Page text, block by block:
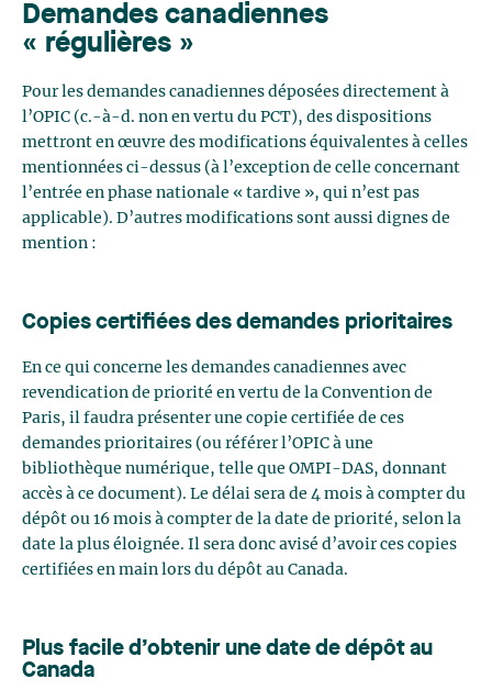
Demandes canadiennes
« régulières »
Pour les demandes canadiennes déposées directement à
l’OPIC (c.-à-d. non en vertu du PCT), des dispositions
mettront en œuvre des modifications équivalentes à celles
mentionnées ci-dessus (à l’exception de celle concernant
l’entrée en phase nationale « tardive », qui n’est pas
applicable). D’autres modifications sont aussi dignes de
mention :
Copies certifiées des demandes prioritaires
En ce qui concerne les demandes canadiennes avec
revendication de priorité en vertu de la Convention de
Paris, il faudra présenter une copie certifiée de ces
demandes prioritaires (ou référer l’OPIC à une
bibliothèque numérique, telle que OMPI-DAS, donnant
accès à ce document). Le délai sera de 4 mois à compter du
dépôt ou 16 mois à compter de la date de priorité, selon la
date la plus éloignée. Il sera donc avisé d’avoir ces copies
certifiées en main lors du dépôt au Canada.
Plus facile d’obtenir une date de dépôt au
Canada